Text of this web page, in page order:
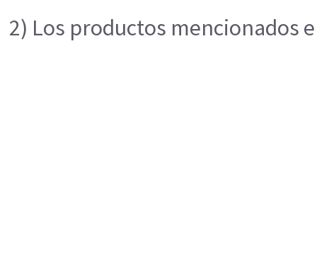
2) Los productos mencionados